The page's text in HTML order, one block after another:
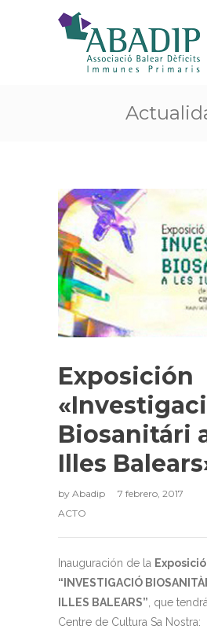
Exposición
Biosanitári
Illes
by Abadip
7 febrero, 2017
ACTO
Inauguración de la
“INVESTIGACIÓ
ILLES BALEARS” , que
Centre de Cultura Sa Nostra: